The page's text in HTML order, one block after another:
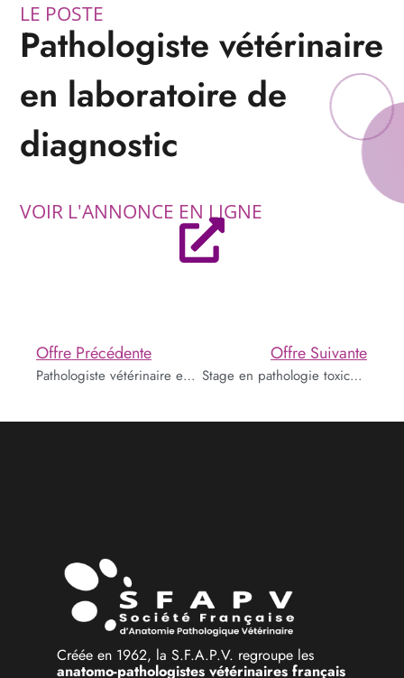
LE POSTE
Pathologiste vétérinaire
en laboratoire de
diagnostic
VOIR L'ANNONCE EN LIGNE
Offre Précédente
Pathologiste vétérinaire en laboratoire de diagnostic
Offre Suivante
Stage en pathologie toxicologique et moléculaire chez Sanofi
Créée en 1962, la S.F.A.P.V. regroupe les
anatomo-pathologistes vétérinaires français